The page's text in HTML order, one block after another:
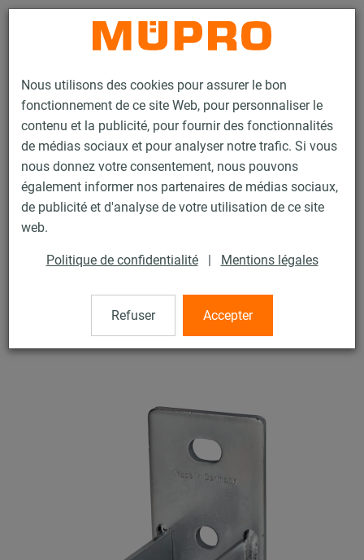
Nous utilisons des cookies pour assurer le bon
fonctionnement de ce site Web, pour personnaliser le
contenu et la publicité, pour fournir des fonctionnalités
de médias sociaux et pour analyser notre trafic. Si vous
nous donnez votre consentement, nous pouvons
également informer nos partenaires de médias sociaux,
de publicité et d'analyse de votre utilisation de ce site
web.
Politique de confidentialité | Mentions légales
Refuser Accepter
Contact
Produits Technique de fixation Rails d'installation Platine U MPC
27 / 133
Platine U MPC, soudure longitudinale, pour Profil 27/18-
28/30, Inox 304